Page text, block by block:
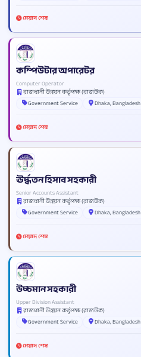
মেয়াদ শেষ
কম্পিউটার অপারেটর
Computer Operator
রাজধানী উন্নয়ন কর্তৃপক্ষ (রাজউক)
Government Service
Dhaka, Bangladesh
মেয়াদ শেষ
ঊর্দ্ধতন হিসাব সহকারী
Senior Accounts Assistant
রাজধানী উন্নয়ন কর্তৃপক্ষ (রাজউক)
Government Service
Dhaka, Bangladesh
মেয়াদ শেষ
উচ্চমান সহকারী
Upper Division Assistant
রাজধানী উন্নয়ন কর্তৃপক্ষ (রাজউক)
Government Service
Dhaka, Bangladesh
মেয়াদ শেষ